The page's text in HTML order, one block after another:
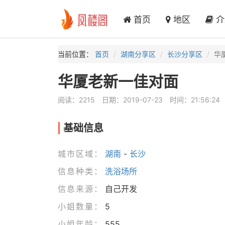
首页 地区 介
当前位置： 首页 湖南分享区 长沙分享区 华
华厦老新一佳对面
阅读：2215 日期：2019-07-23 时间：21:56:24
基础信息
城市区域： 湖南 - 长沙
信息种类：
洗浴场所
信息来源：
自己开发
小姐数量：
5